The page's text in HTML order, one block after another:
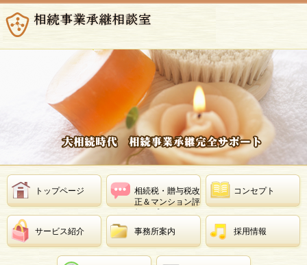
トップページ
相続税・贈与税改
正＆マンション評
価アプリ
コンセプト
サービス紹介 事務所案内 採用情報